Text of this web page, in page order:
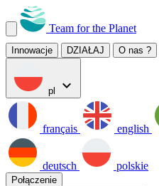
Team for the Planet
Innowacje DZIAŁAJ O nas ?
pl expand_more
français english
deutsch polskie
Połączenie